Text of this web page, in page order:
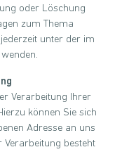
oder Löschung
zum Thema
unter der im
Verarbeitung Ihrer
können Sie sich
Adresse an uns
Verarbeitung besteht